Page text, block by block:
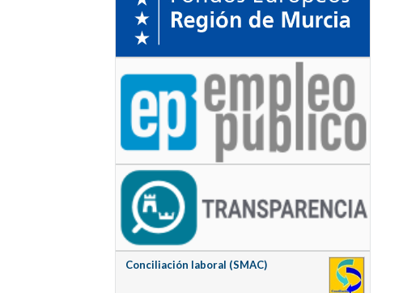
Conciliación laboral (SMAC)